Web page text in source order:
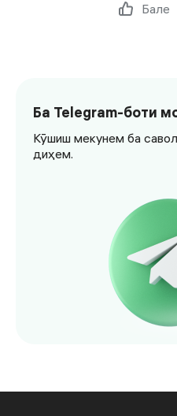
Бале
Ба Telegram-боти
Кӯшиш мекунем ба
диҳем.